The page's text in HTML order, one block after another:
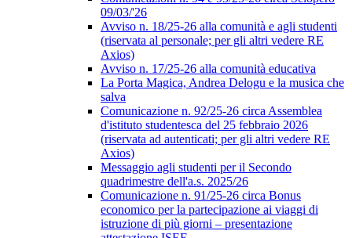
09/03/'26
Avviso n. 18/25-26 alla comunità e agli studenti
(riservata al personale; per gli altri vedere RE
Axios)
Avviso n. 17/25-26 alla comunità educativa
La Porta Magica, Andrea Delogu e la musica che
salva
Comunicazione n. 92/25-26 circa Assemblea
d'istituto studentesca del 25 febbraio 2026
(riservata ad autenticati; per gli altri vedere RE
Axios)
Messaggio agli studenti per il Secondo
quadrimestre dell'a.s. 2025/26
Comunicazione n. 91/25-26 circa Bonus
economico per la partecipazione ai viaggi di
istruzione di più giorni – presentazione